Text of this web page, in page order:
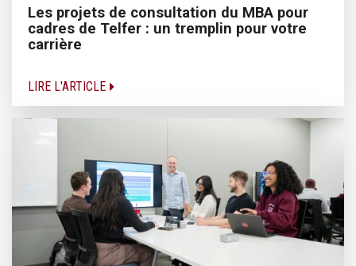
Les projets de consultation du MBA pour
cadres de Telfer : un tremplin pour votre
carrière
LIRE L'ARTICLE